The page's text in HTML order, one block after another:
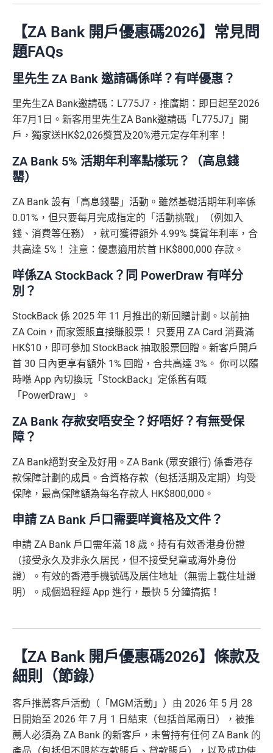
【ZA Bank 開戶優惠碼2026】常見問
題FAQs
里先生 ZA Bank 邀請碼係咩？有咩優惠？
里先生ZA Bank邀請碼：L775J7，推廣期：即日起至2026
年7月1日。新客用里先生ZA Bank邀請碼「L775J7」開
戶，獨家送HK$2,026獎賞及20%港元定存年利率！
ZA Bank 5% 活期年利率點樣玩？（高息錢
罌）
ZA Bank 設有「高息錢罌」活動。雖然基礎活期年利率係
0.01%，但只要每月完成指定的「活動挑戰」（例如入
錢、消費等任務），就可獲得額外 4.99% 獎賞年利率，合
共高達 5%！ 注意：優惠適用於首 HK$800,000 存款。
咩係ZA StockBack？同 PowerDraw 有咩分
別？
StockBack 係 2025 年 11 月推出的新回贈計劃。以前抽
ZA Coin，而家簽賬直接賺股票！ 只要用 ZA Card 消費滿
HK$10，即可參加 StockBack 抽取股票回贈。新客戶開戶
首 30 日內更享有額外 1% 回贈，合共高達 3%。 你可以隨
時喺 App 內切換玩「StockBack」定係舊有嘅
「PowerDraw」。
ZA Bank 存款安唔安全？好唔好？有無受保
障？
ZA Bank絕對安全及好用。ZA Bank (眾安銀行) 係香港存
款保障計劃的成員。合資格存款（包括活期及定期）均受
保障，最高保障額為每名存款人 HK$800,000。
申請 ZA Bank 戶口需要咩資格及文件？
申請 ZA Bank 戶口需年滿 18 歲。持有有效香港身份證
（接受永久及非永久居民，但不接受兒童或海外身份
證）。有效的香港手機號碼及居住地址（無需上載住址證
明）。成個過程經 App 進行，最快 5 分鐘搞掂！
【ZA Bank 開戶優惠碼2026】條款及
細則（節錄）
客戶推薦客戶活動（「MGM活動」）由 2026 年 5 月 28
日開始至 2026 年 7 月 1 日結束（包括首尾兩日），被推
薦人必須為 ZA Bank 的新客戶，未曾持有任何 ZA Bank 的